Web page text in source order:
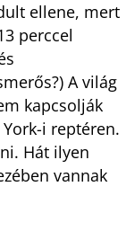
ellene, mert
perccel
A világ
kapcsolják
i reptéren.
Hát ilyen
vannak